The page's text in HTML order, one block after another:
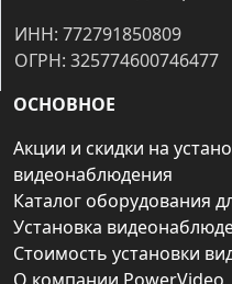
ИНН: 772791850809
ОГРН: 325774600746477
ОСНОВНОЕ
Акции и скидки на
видеонаблюдения
Каталог оборудования
Установка
Стоимость установки